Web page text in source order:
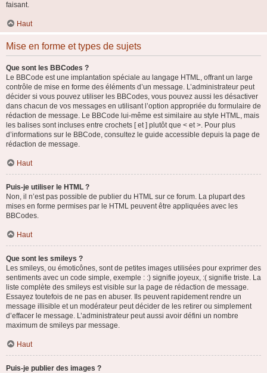
faisant.
Haut
Mise en forme et types de sujets
Que sont les BBCodes ?
Le BBCode est une implantation spéciale au langage HTML, offrant un large
contrôle de mise en forme des éléments d’un message. L’administrateur peut
décider si vous pouvez utiliser les BBCodes, vous pouvez aussi les désactiver
dans chacun de vos messages en utilisant l’option appropriée du formulaire de
rédaction de message. Le BBCode lui-même est similaire au style HTML, mais
les balises sont incluses entre crochets [ et ] plutôt que < et >. Pour plus
d’informations sur le BBCode, consultez le guide accessible depuis la page de
rédaction de message.
Haut
Puis-je utiliser le HTML ?
Non, il n’est pas possible de publier du HTML sur ce forum. La plupart des
mises en forme permises par le HTML peuvent être appliquées avec les
BBCodes.
Haut
Que sont les smileys ?
Les smileys, ou émoticônes, sont de petites images utilisées pour exprimer des
sentiments avec un code simple, exemple : :) signifie joyeux, :( signifie triste. La
liste complète des smileys est visible sur la page de rédaction de message.
Essayez toutefois de ne pas en abuser. Ils peuvent rapidement rendre un
message illisible et un modérateur peut décider de les retirer ou simplement
d’effacer le message. L’administrateur peut aussi avoir défini un nombre
maximum de smileys par message.
Haut
Puis-je publier des images ?